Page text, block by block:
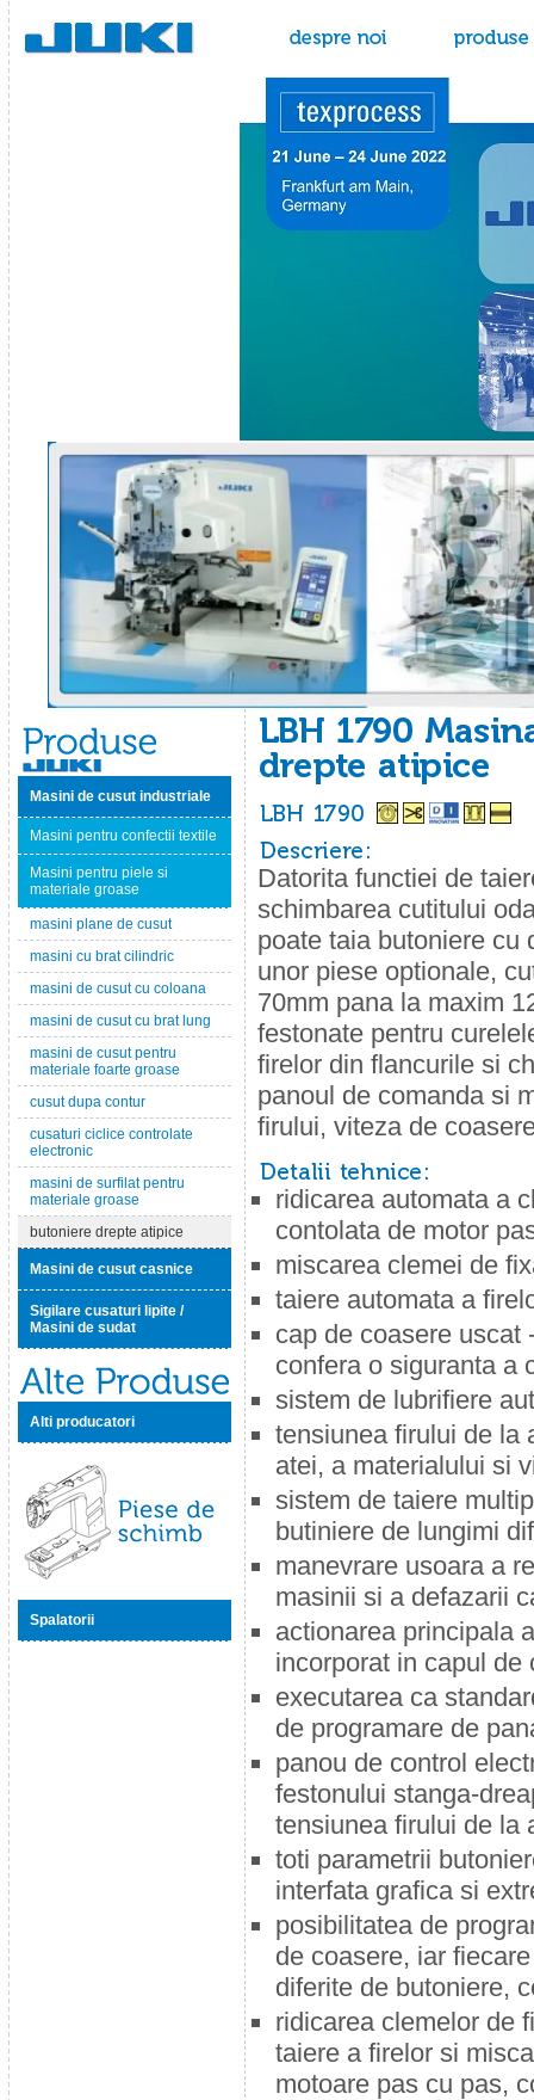
Masini de cusut industriale
Masini pentru confectii textile
Masini pentru piele si
materiale groase
masini plane de cusut
masini cu brat cilindric
masini de cusut cu coloana
masini de cusut cu brat lung
masini de cusut pentru
materiale foarte groase
cusut dupa contur
cusaturi ciclice controlate
electronic
masini de surfilat pentru
materiale groase
butoniere drepte atipice
Masini de cusut casnice
Sigilare cusaturi lipite /
Masini de sudat
Alti producatori
Spalatorii
Datorita functiei de
schimbarea cutitului
poate taia butoniere cu
unor piese optionale,
70mm pana la maxim
festonate pentru
firelor din flancurile si
panoul de comanda si
firului, viteza de
ridicarea automata a
contolata de motor
miscarea clemei de
taiere automata a
cap de coasere uscat
confera o siguranta a
sistem de lubrifiere
tensiunea firului de la
atei, a materialului si
sistem de taiere
butiniere de lungimi
manevrare usoara a
masinii si a defazarii
actionarea principala
incorporat in capul
executarea ca
de programare de
panou de control
festonului stanga-
tensiunea firului de la
toti parametrii
interfata grafica si
posibilitatea de
de coasere, iar
diferite de butoniere,
ridicarea clemelor de
taiere a firelor si
motoare pas cu pas,